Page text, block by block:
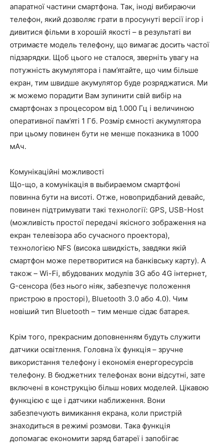
апаратної частини смартфона. Так, іноді вибираючи
телефон, який дозволяє грати в просунуті версії ігор і
дивитися фільми в хорошій якості – в результаті ви
отримаєте модель телефону, що вимагає досить частої
підзарядки. Щоб цього не сталося, зверніть увагу на
потужність акумулятора і пам’ятайте, що чим більше
екран, тим швидше акумулятор буде розряджатися. Ми
ж можемо порадити Вам зупинити свій вибір на
смартфонах з процесором від 1.000 Гц і величиною
оперативної пам’яті 1 Гб. Розмір ємності акумулятора
при цьому повинен бути не менше показника в 1000
мАч.
Комунікаційні можливості
Що-що, а комунікація в выбираемом смартфоні
повинна бути на висоті. Отже, новопридбаний девайс,
повинен підтримувати такі технології: GPS, USB-Host
(можливість простої передачі якісного зображення на
екран телевізора або сучасного проектора),
технологією NFS (висока швидкість, завдяки якій
смартфон може перетворитися на банківську карту). А
також – Wi-Fi, вбудованих модулів 3G або 4G інтернет,
G-сенсора (без нього ніяк, забезпечує положення
пристрою в просторі), Bluetooth 3.0 або 4.0). Чим
новіший тип Bluetooth – тим менше сідає батарея.
Крім того, прекрасним доповненням будуть служити
датчики освітлення. Головна їх функція – зручне
використання телефону і економія енергоресурсів
телефону. В бюджетних телефонах вони відсутні, зате
включені в конструкцію більш нових моделей. Цікавою
функцією є ще і датчики наближення. Вони
забезпечують вимикання екрана, коли пристрій
знаходиться в режимі розмови. Така функція
допомагає економити заряд батареї і запобігає